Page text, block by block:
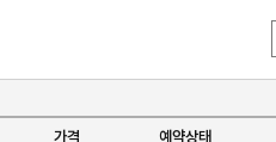
가격 예약상태